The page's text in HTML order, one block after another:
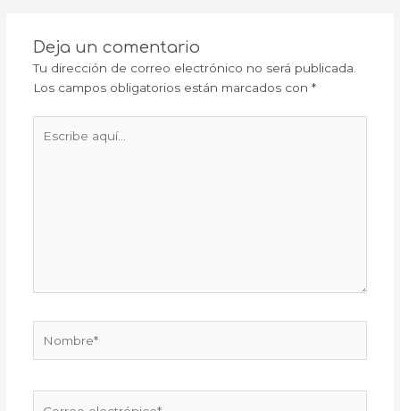
Deja un comentario
Tu dirección de correo electrónico no será publicada.
Los campos obligatorios están marcados con *
aquí...